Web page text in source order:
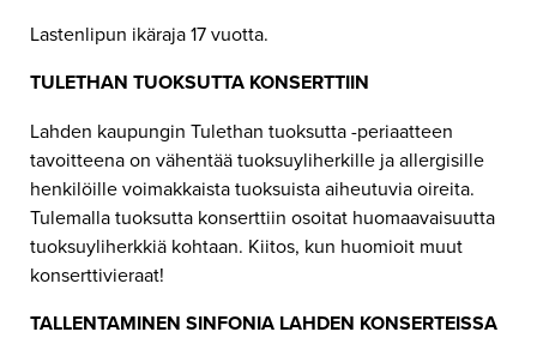
Lastenlipun ikäraja 17 vuotta.
TULETHAN TUOKSUTTA KONSERTTIIN
Lahden kaupungin Tulethan tuoksutta -periaatteen
tavoitteena on vähentää tuoksuyliherkille ja allergisille
henkilöille voimakkaista tuoksuista aiheutuvia oireita.
Tulemalla tuoksutta konserttiin osoitat huomaavaisuutta
tuoksuyliherkkiä kohtaan. Kiitos, kun huomioit muut
konserttivieraat!
TALLENTAMINEN SINFONIA LAHDEN KONSERTEISSA